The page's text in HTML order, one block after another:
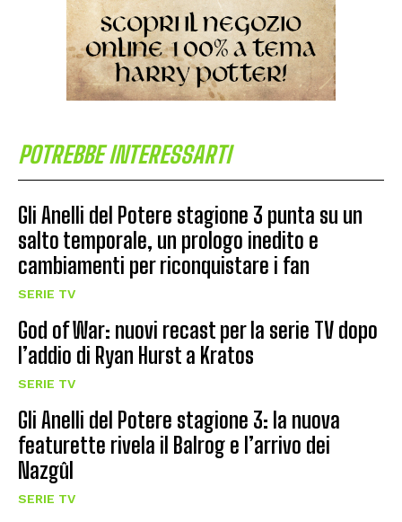
POTREBBE INTERESSARTI
Gli Anelli del Potere stagione 3 punta su un
salto temporale, un prologo inedito e
cambiamenti per riconquistare i fan
SERIE TV
God of War: nuovi recast per la serie TV dopo
l’addio di Ryan Hurst a Kratos
SERIE TV
Gli Anelli del Potere stagione 3: la nuova
featurette rivela il Balrog e l’arrivo dei
Nazgûl
SERIE TV